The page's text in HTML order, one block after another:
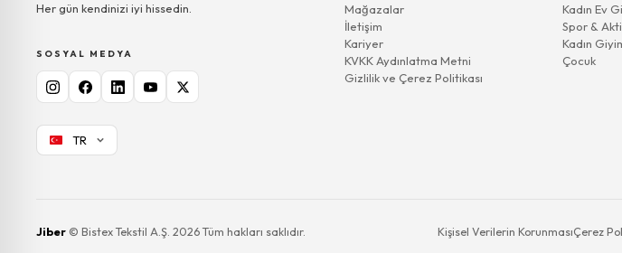
Her gün kendinizi iyi hissedin.
SOSYAL MEDYA
TR
Mağazalar
İletişim
Kariyer
KVKK Aydınlatma Metni
Gizlilik ve Çerez Politikası
Kadın Ev
Spor &
Kadın
Çocuk
Jiber © Bistex Tekstil A.Ş. 2026 Tüm hakları saklıdır. Kişisel Verilerin KorunmasıÇerez